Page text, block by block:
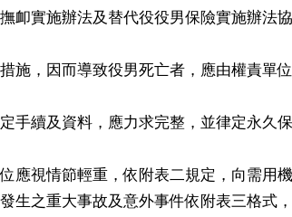
卹實施辦法及替代役役男保險實施辦法
施，因而導致役男死亡者，應由權責單
手續及資料，應力求完整，並律定永久
應視情節輕重，依附表二規定，向需用
生之重大事故及意外事件依附表三格式